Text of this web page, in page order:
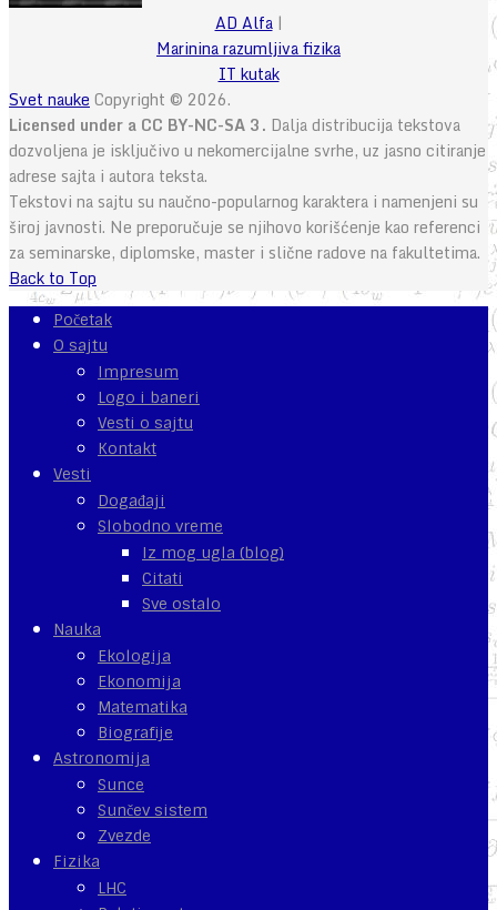
AD Alfa|
Marinina razumljiva fizika
IT kutak
Svet nauke Copyright © 2026.
Licensed under a CC BY-NC-SA 3. Dalja distribucija tekstova
dozvoljena je isključivo u nekomercijalne svrhe, uz jasno citiranje
adrese sajta i autora teksta.
Tekstovi na sajtu su naučno-popularnog karaktera i namenjeni su
široj javnosti. Ne preporučuje se njihovo korišćenje kao referenci
za seminarske, diplomske, master i slične radove na fakultetima.
Back to Top
Početak
O sajtu
Impresum
Logo i baneri
Vesti o sajtu
Kontakt
Vesti
Događaji
Slobodno vreme
Iz mog ugla (blog)
Citati
Sve ostalo
Nauka
Ekologija
Ekonomija
Matematika
Biografije
Astronomija
Sunce
Sunčev sistem
Zvezde
Fizika
LHC